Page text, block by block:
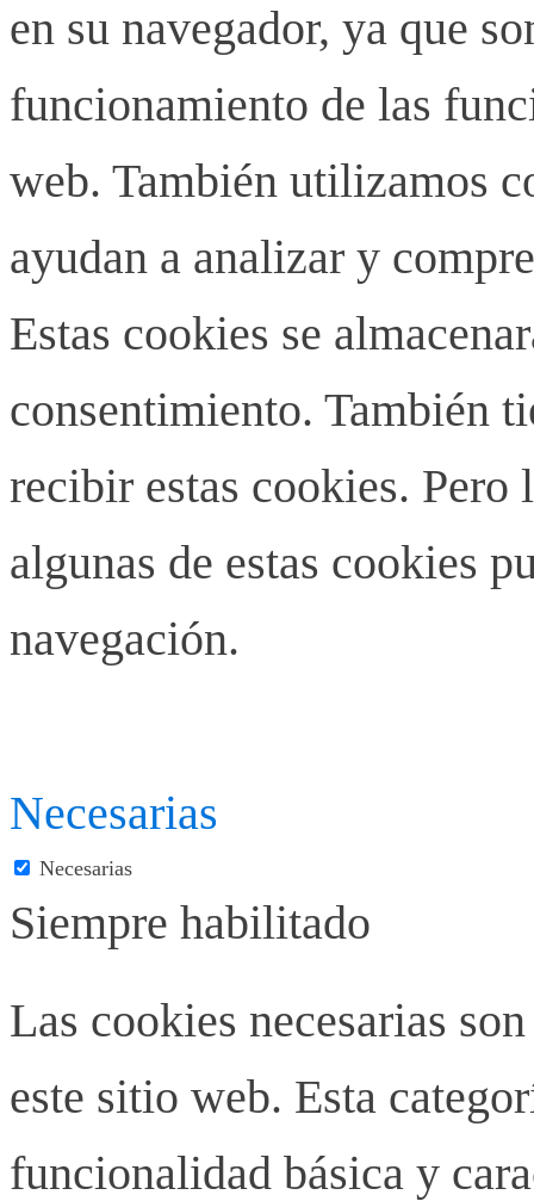
en su navegador, ya que
funcionamiento de las
web. También utilizamos
ayudan a analizar y
Estas cookies se
consentimiento. También
recibir estas cookies.
algunas de estas cookies
navegación.
Necesarias
Necesarias
Siempre habilitado
Las cookies necesarias
este sitio web. Esta
funcionalidad básica y